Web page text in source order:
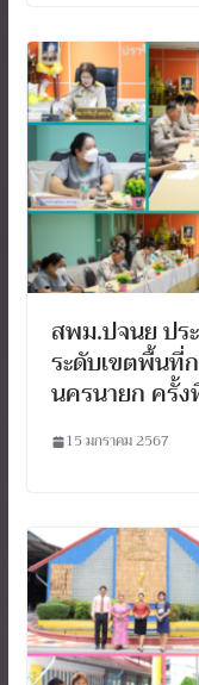
สพม.ปจนย ปร
ระดับเขตพื้นที่
นครนายก ครั้
15 มกราคม 2567